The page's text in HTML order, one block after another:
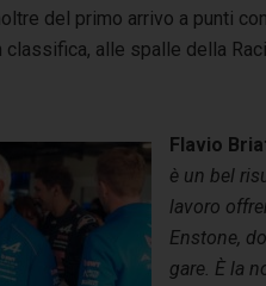
del primo arrivo a punti
alle spalle della
Flavio
è un bel
lavoro
Enstone,
gare. È la